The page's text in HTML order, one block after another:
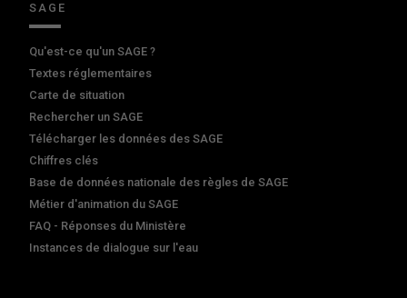
SAGE
Qu'est-ce qu'un SAGE ?
Textes réglementaires
Carte de situation
Rechercher un SAGE
Télécharger les données des SAGE
Chiffres clés
Base de données nationale des règles de SAGE
Métier d'animation du SAGE
FAQ - Réponses du Ministère
Instances de dialogue sur l'eau